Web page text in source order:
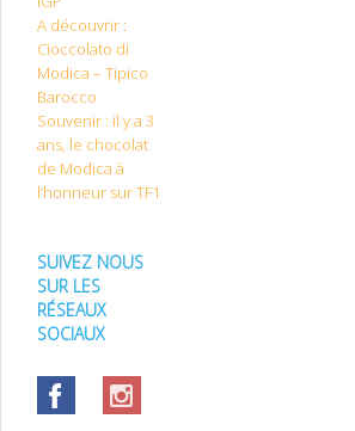
A découvrir :
Cioccolato di
Modica – Tipico
Barocco
Souvenir : il y a 3
ans, le chocolat
de Modica à
l’honneur sur TF1
SUIVEZ NOUS
SUR LES
RÉSEAUX
SOCIAUX